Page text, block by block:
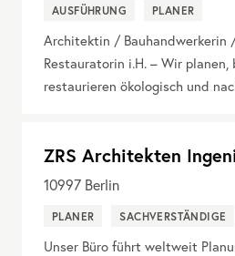
AUSFÜHRUNG PLANER
Architektin / Bauhandwerkerin
Restauratorin i.H. – Wir planen,
restaurieren ökologisch und
ZRS Architekten
10997 Berlin
PLANER SACHVERSTÄNDIGE
Unser Büro führt weltweit